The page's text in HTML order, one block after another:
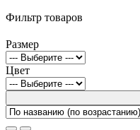
Фильтр товаров
Размер
Цвет